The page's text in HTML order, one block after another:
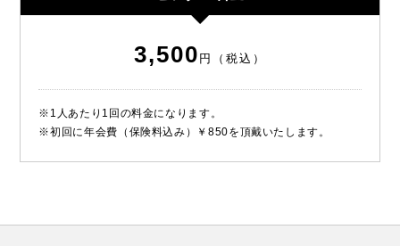
3,500 円（税込）
※1人あたり1回の料金になります。
※初回に年会費（保険料込み）￥850を頂戴いたします。